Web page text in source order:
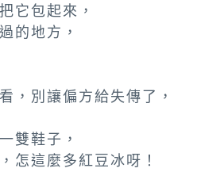
它包起來，
的地方，
，別讓偏方給失傳了，
雙鞋子，
怎這麼多紅豆冰呀！